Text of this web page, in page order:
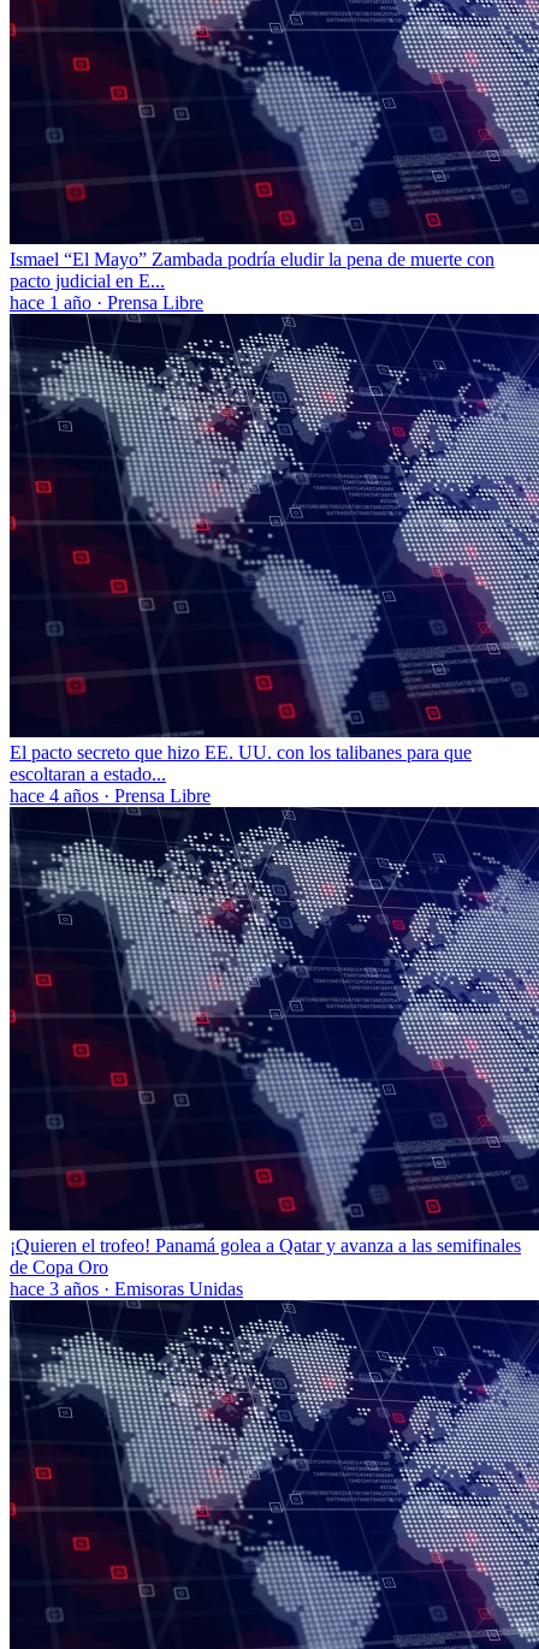
Ismael “El Mayo” Zambada podría eludir la pena de muerte con
pacto judicial en E...
hace 1 año · Prensa Libre
El pacto secreto que hizo EE. UU. con los talibanes para que
escoltaran a estado...
hace 4 años · Prensa Libre
¡Quieren el trofeo! Panamá golea a Qatar y avanza a las semifinales
de Copa Oro
hace 3 años · Emisoras Unidas